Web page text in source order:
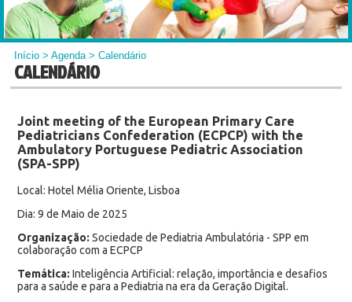
Início >Agenda> Calendário
CALENDÁRIO
Joint meeting of the European Primary Care
Pediatricians Confederation (ECPCP) with the
Ambulatory Portuguese Pediatric Association
(SPA-SPP)
Local: Hotel Mélia Oriente, Lisboa
Dia: 9 de Maio de 2025
Organização: Sociedade de Pediatria Ambulatória - SPP em
colaboração com a ECPCP
Temática: Inteligência Artificial: relação, importância e desafios
para a saúde e para a Pediatria na era da Geração Digital.